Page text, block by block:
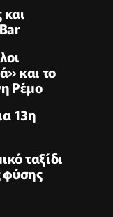
και το
Ρέμο
13η
ταξίδι
φύσης